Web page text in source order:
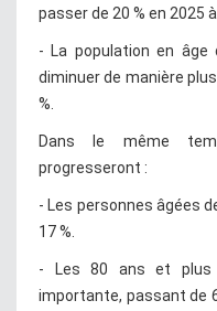
passer de 20 % en 2025 à
- La population en âge
diminuer de manière
%.
Dans le même
progresseront :
- Les personnes âgées
17 %.
- Les 80 ans et plus
importante, passant de